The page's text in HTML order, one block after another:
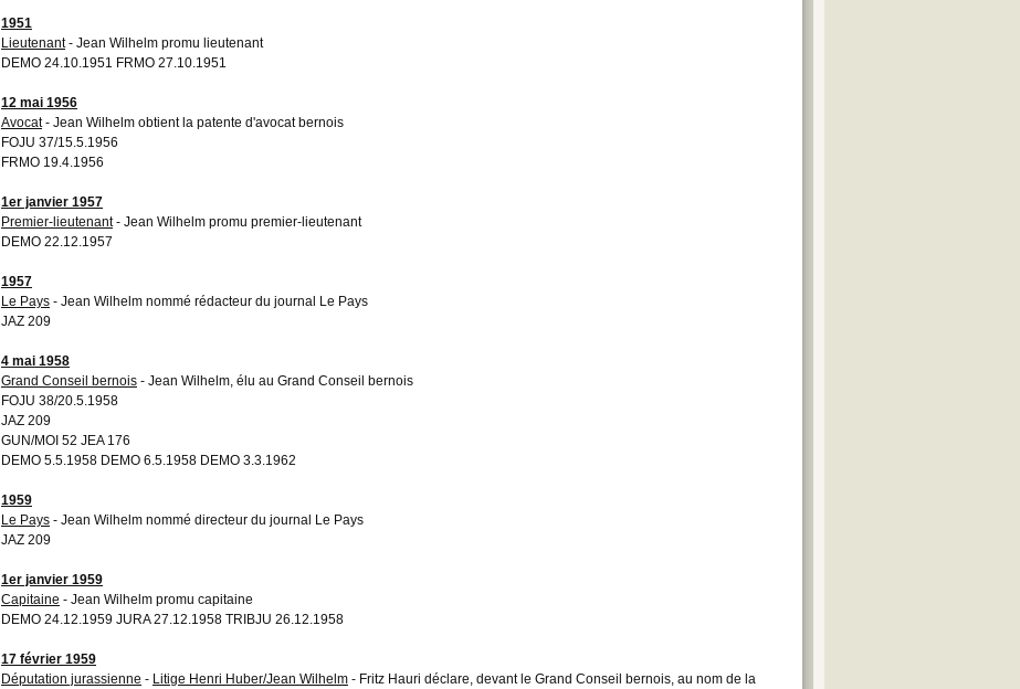
1951
Lieutenant- Jean Wilhelm promu lieutenant
DEMO 24.10.1951 FRMO 27.10.1951
12 mai 1956
Avocat- Jean Wilhelm obtient la patente d'avocat bernois
FOJU 37/15.5.1956
FRMO 19.4.1956
1er janvier 1957
Premier-lieutenant- Jean Wilhelm promu premier-lieutenant
DEMO 22.12.1957
1957
Le Pays - Jean Wilhelm nommé rédacteur du journal Le Pays
JAZ 209
4 mai 1958
Grand Conseil bernois - Jean Wilhelm, élu au Grand Conseil bernois
FOJU 38/20.5.1958
JAZ 209
GUN/MOI 52 JEA 176
DEMO 5.5.1958 DEMO 6.5.1958 DEMO 3.3.1962
1959
Le Pays - Jean Wilhelm nommé directeur du journal Le Pays
JAZ 209
1er janvier 1959
Capitaine - Jean Wilhelm promu capitaine
DEMO 24.12.1959 JURA 27.12.1958 TRIBJU 26.12.1958
17 février 1959
Députation jurassienne - Litige Henri Huber/Jean Wilhelm - Fritz Hauri déclare, devant le Grand Conseil bernois, au nom de la